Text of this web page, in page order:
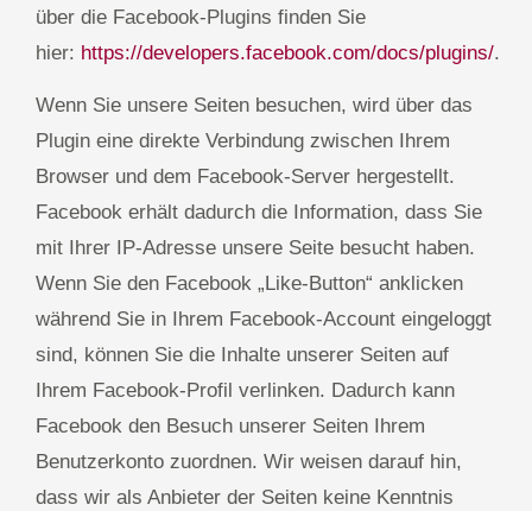
über die Facebook-Plugins finden Sie
hier: https://developers.facebook.com/docs/plugins/.
Wenn Sie unsere Seiten besuchen, wird über das
Plugin eine direkte Verbindung zwischen Ihrem
Browser und dem Facebook-Server hergestellt.
Facebook erhält dadurch die Information, dass Sie
mit Ihrer IP-Adresse unsere Seite besucht haben.
Wenn Sie den Facebook „Like-Button“ anklicken
während Sie in Ihrem Facebook-Account eingeloggt
sind, können Sie die Inhalte unserer Seiten auf
Ihrem Facebook-Profil verlinken. Dadurch kann
Facebook den Besuch unserer Seiten Ihrem
Benutzerkonto zuordnen. Wir weisen darauf hin,
dass wir als Anbieter der Seiten keine Kenntnis